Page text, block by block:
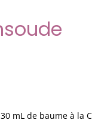
mL de baume à la